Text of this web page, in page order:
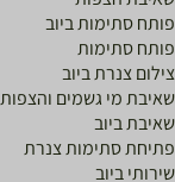
סתימות ביוב
סתימות
צנרת ביוב
מי גשמים והצפות
ביוב
סתימות צנרת
ביוב